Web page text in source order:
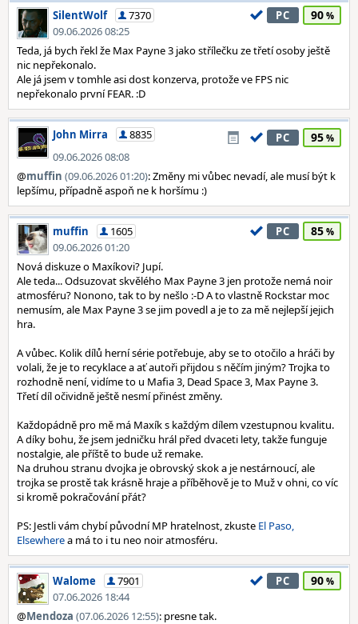
SilentWolf
7370
09.06.2026 08:25
PC 90
Teda, já bych řekl že Max Payne 3 jako střílečku ze třetí osoby ještě
nic nepřekonalo.
Ale já jsem v tomhle asi dost konzerva, protože ve FPS nic
nepřekonalo první FEAR. :D
John Mirra
8835
09.06.2026 08:08
PC 95
@muffin (09.06.2026 01:20): Změny mi vůbec nevadí, ale musí být k
lepšímu, případně aspoň ne k horšímu :)
muffin
1605
09.06.2026 01:20
PC 85
Nová diskuze o Maxíkovi? Jupí.
Ale teda... Odsuzovat skvělého Max Payne 3 jen protože nemá noir
atmosféru? Nonono, tak to by nešlo :-D A to vlastně Rockstar moc
nemusím, ale Max Payne 3 se jim povedl a je to za mě nejlepší jejich
hra.
A vůbec. Kolik dílů herní série potřebuje, aby se to otočilo a hráči by
volali, že je to recyklace a ať autoři přijdou s něčím jiným? Trojka to
rozhodně není, vidíme to u Mafia 3, Dead Space 3, Max Payne 3.
Třetí díl očividně ještě nesmí přinést změny.
Každopádně pro mě má Maxík s každým dílem vzestupnou kvalitu.
A díky bohu, že jsem jedničku hrál před dvaceti lety, takže funguje
nostalgie, ale příště to bude už remake.
Na druhou stranu dvojka je obrovský skok a je nestárnoucí, ale
trojka se prostě tak krásně hraje a příběhově je to Muž v ohni, co víc
si kromě pokračování přát?
PS: Jestli vám chybí původní MP hratelnost, zkuste El Paso,
Elsewherea má to i tu neo noir atmosféru.
Walome
7901
07.06.2026 18:44
PC 90
@Mendoza (07.06.2026 12:55): presne tak.